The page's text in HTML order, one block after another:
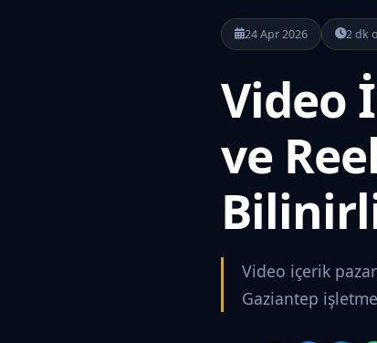
24 Apr 2026 2 dk
Video
ve
Video içerik
Gaziantep